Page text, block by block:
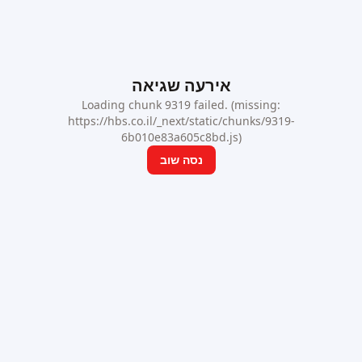
אירעה שגיאה
Loading chunk 9319 failed. (missing:
https://hbs.co.il/_next/static/chunks/9319-
6b010e83a605c8bd.js)